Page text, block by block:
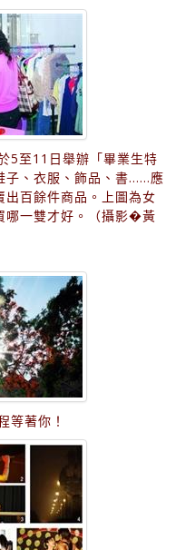
5至11日舉辦「畢業生特
子、衣服、飾品、書……應
百餘件商品。上圖為女
哪一雙才好。（攝影�黃
等著你！